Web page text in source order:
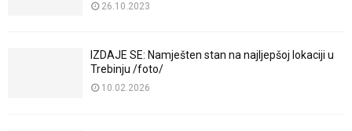
26.10.2023
IZDAJE SE: Namješten stan na najljepšoj lokaciji u
Trebinju /foto/
10.02.2026